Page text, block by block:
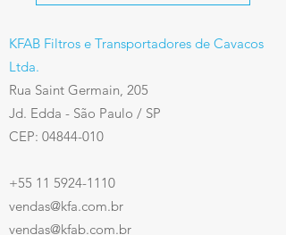
KFAB Filtros e Transportadores de Cavacos
Ltda.
Rua Saint Germain, 205
Jd. Edda - São Paulo / SP
CEP: 04844-010
+55 11 5924-1110
vendas@kfa.com.br
vendas@kfab.com.br